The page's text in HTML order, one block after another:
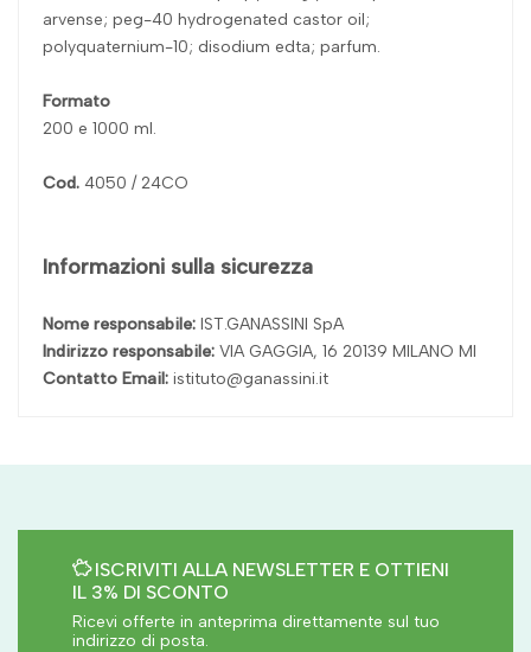
arvense; peg-40 hydrogenated castor oil;
polyquaternium-10; disodium edta; parfum.
Formato
200 e 1000 ml.
Cod. 4050 / 24CO
Informazioni sulla sicurezza
Nome responsabile: IST.GANASSINI SpA
Indirizzo responsabile: VIA GAGGIA, 16 20139 MILANO MI
Contatto Email: istituto@ganassini.it
ISCRIVITI ALLA NEWSLETTER E OTTIENI
IL 3% DI SCONTO
Ricevi offerte in anteprima direttamente sul tuo
indirizzo di posta.